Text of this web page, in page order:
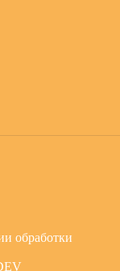
обработки